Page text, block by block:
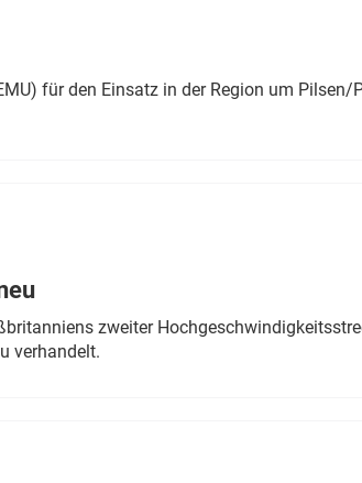
für den Einsatz in der Region um Pilsen/
zweiter
verhandelt.